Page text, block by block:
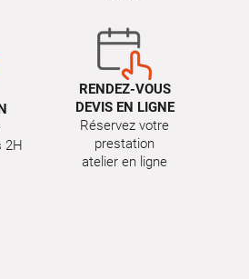
2H
RENDEZ-VOUS
DEVIS EN LIGNE
Réservez votre
prestation
atelier en ligne